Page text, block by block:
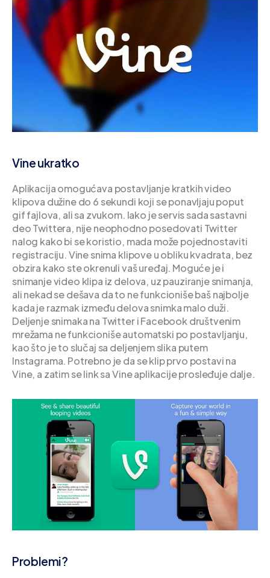
Vine ukratko
Aplikacija omogućava postavljanje kratkih video
klipova dužine do 6 sekundi koji se ponavljaju poput
gif fajlova, ali sa zvukom. Iako je servis sada sastavni
deo Twittera, nije neophodno posedovati Twitter
nalog kako bi se koristio, mada može pojednostaviti
registraciju. Vine snima klipove u obliku kvadrata, bez
obzira kako ste okrenuli vaš uređaj. Moguće je i
snimanje video klipa iz delova, uz pauziranje snimanja,
ali nekad se dešava da to ne funkcioniše baš najbolje
kada je razmak između delova snimka malo duži.
Deljenje snimaka na Twitter i Facebook društvenim
mrežama ne funkcioniše automatski po postavljanju,
kao što je to slučaj sa deljenjem slika putem
Instagrama. Potrebno je da se klip prvo postavi na
Vine, a zatim se link sa Vine aplikacije prosleđuje dalje.
Problemi?